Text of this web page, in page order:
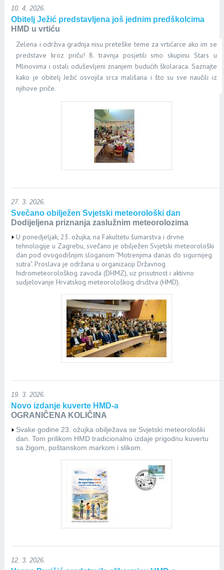
10. 4. 2026.
Obitelj Ježić predstavljena još jednim predškolcima
HMD u vrtiću
Zelena i održiva gradnja nisu preteške teme za vrtićarce ako im se
predstave kroz priču! 8. travnja posjetili smo skupinu Stars u
Mlinovima i ostali oduševljeni znanjem budućih školaraca. Saznajte
kako je obitelj Ježić osvojila srca mališana i što su sve naučili iz
njihove priče.
27. 3. 2026.
Svečano obilježen Svjetski meteorološki dan
Dodijeljena priznanja zaslužnim meteorolozima
U ponedjeljak, 23. ožujka, na Fakultetu šumarstva i drvne
tehnologije u Zagrebu, svečano je obilježen Svjetski meteorološki
dan pod ovogodišnjim sloganom "Motrenjima danas do sigurnijeg
sutra". Proslava je održana u organizaciji Državnog
hidrometeorološkog zavoda (DHMZ), uz prisutnost i aktivno
sudjelovanje Hrvatskog meteorološkog društva (HMD).
19. 3. 2026.
Novo izdanje kuverte HMD-a
OGRANIČENA KOLIČINA
Svake godine 23. ožujka obilježava se Svjetski meteorološki
dan. Tom prilikom HMD tradicionalno izdaje prigodnu kuvertu
sa žigom, poštanskom markom i slikom.
12. 3. 2026.